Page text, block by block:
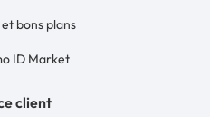
bons plans
ID Market
client